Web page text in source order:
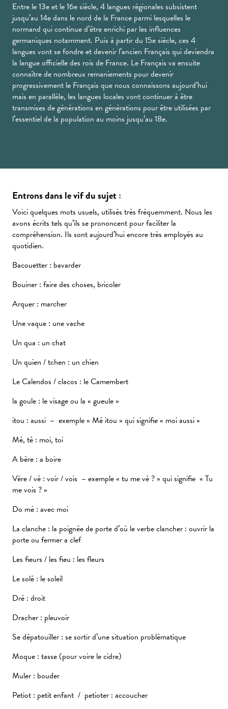
Entre le 13e et le 16e siècle, 4 langues régionales subsistent
jusqu’au 14e dans le nord de la France parmi lesquelles le
normand qui continue d’être enrichi par les influences
germaniques notamment. Puis à partir du 15e siècle, ces 4
langues vont se fondre et devenir l’ancien Français qui deviendra
la langue officielle des rois de France. Le Français va ensuite
connaître de nombreux remaniements pour devenir
progressivement le Français que nous connaissons aujourd’hui
mais en parallèle, les langues locales vont continuer à être
transmises de générations en générations pour être utilisées par
l’essentiel de la population au moins jusqu’au 18e.
Entrons dans le vif du sujet :
Voici quelques mots usuels, utilisés très fréquemment. Nous les
avons écrits tels qu’ils se prononcent pour faciliter la
compréhension. Ils sont aujourd’hui encore très employés au
quotidien.
Bacouetter : bavarder
Bouiner : faire des choses, bricoler
Arquer : marcher
Une vaque : une vache
Un qua : un chat
Un quien / tchen : un chien
Le Calendos / clacos : le Camembert
la goule : le visage ou la « gueule »
itou : aussi – exemple « Mé itou » qui signifie « moi aussi »
Mé, té : moi, toi
A bère : a boire
Vère / vé : voir / vois – exemple « tu me vé ? » qui signifie « Tu
me vois ? »
Do mé : avec moi
La clanche : la poignée de porte d’où le verbe clancher : ouvrir la
porte ou fermer a clef
Les fieurs / les fieu : les fleurs
Le solé : le soleil
Dré : droit
Dracher : pleuvoir
Se dépatouiller : se sortir d’une situation problématique
Moque : tasse (pour voire le cidre)
Muler : bouder
Petiot : petit enfant / petioter : accoucher